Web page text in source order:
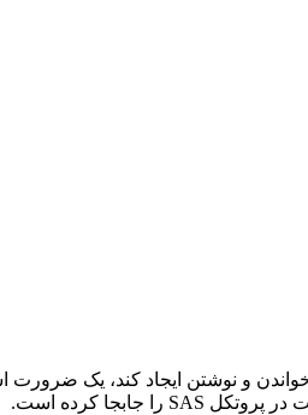
و نوشتن ایجاد کند، یک ضرورت